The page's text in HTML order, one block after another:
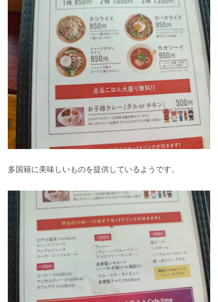
多国籍に美味しいものを提供しているようです。